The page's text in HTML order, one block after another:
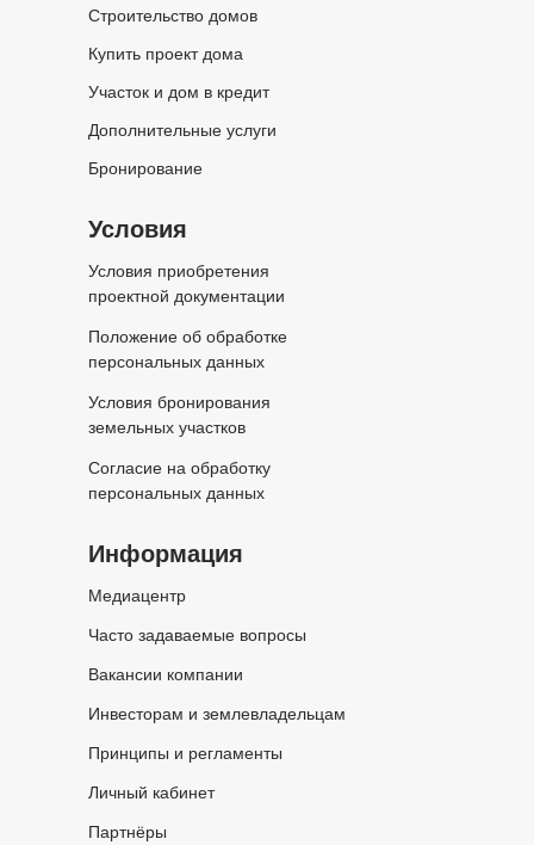
Строительство домов
Купить проект дома
Участок и дом в кредит
Дополнительные услуги
Бронирование
Условия
Информация
Условия приобретения
проектной документации
Медиацентр
Положение об обработке
персональных данных
Часто задаваемые вопросы
Условия бронирования
земельных участков
Вакансии компании
Согласие на обработку
персональных данных
Инвесторам и землевладельцам
Принципы и регламенты
Личный кабинет
Партнёры